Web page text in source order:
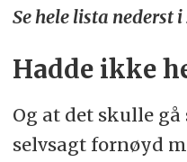
Se hele lista nederst
Hadde ikke
Og at det skulle
selvsagt fornøyd